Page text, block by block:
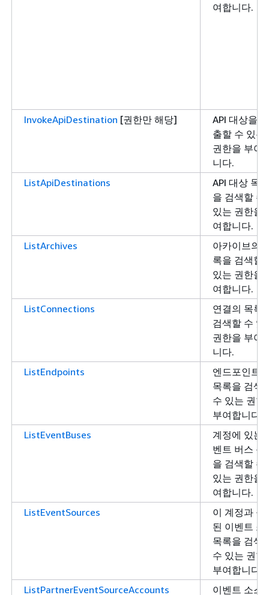
여합니다.
InvokeApiDestination [권한만 해당]
API 대상을 호
출할 수 있는
권한을 부여
니다.
ListApiDestinations
API 대상 목록
을 검색할 수
있는 권한을
여합니다.
ListArchives
아카이브의
록을 검색할
있는 권한을
여합니다.
ListConnections
연결의 목록
검색할 수 있
권한을 부여
니다.
ListEndpoints
엔드포인트
목록을 검색
수 있는 권한
부여합니다.
ListEventBuses
계정에 있는
벤트 버스 목
을 검색할 수
있는 권한을
여합니다.
ListEventSources
이 계정과 공
된 이벤트 소
목록을 검색
수 있는 권한
부여합니다.
ListPartnerEventSourceAccounts
이벤트 소스